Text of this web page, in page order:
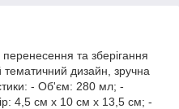
та зберігання
тематичний дизайн, зручна
- Об'єм: 280 мл; -
4,5 см х 10 см х 13,5 см; -